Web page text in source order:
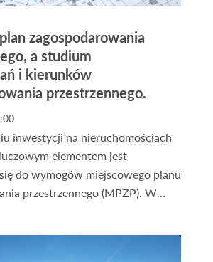
zagospodarowania
a studium
i kierunków
przestrzennego.
inwestycji na nieruchomościach
elementem jest
do wymogów miejscowego planu
przestrzennego (MPZP). W
może być przydatna analiza